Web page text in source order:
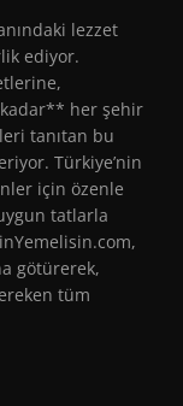
lezzet
ediyor.
her şehir
tanıtan bu
Türkiye’nin
için özenle
tatlarla
götürerek,
tüm